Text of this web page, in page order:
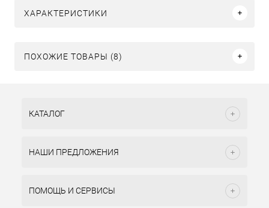
ХАРАКТЕРИСТИКИ
ПОХОЖИЕ ТОВАРЫ (8)
КАТАЛОГ
НАШИ ПРЕДЛОЖЕНИЯ
ПОМОЩЬ И СЕРВИСЫ